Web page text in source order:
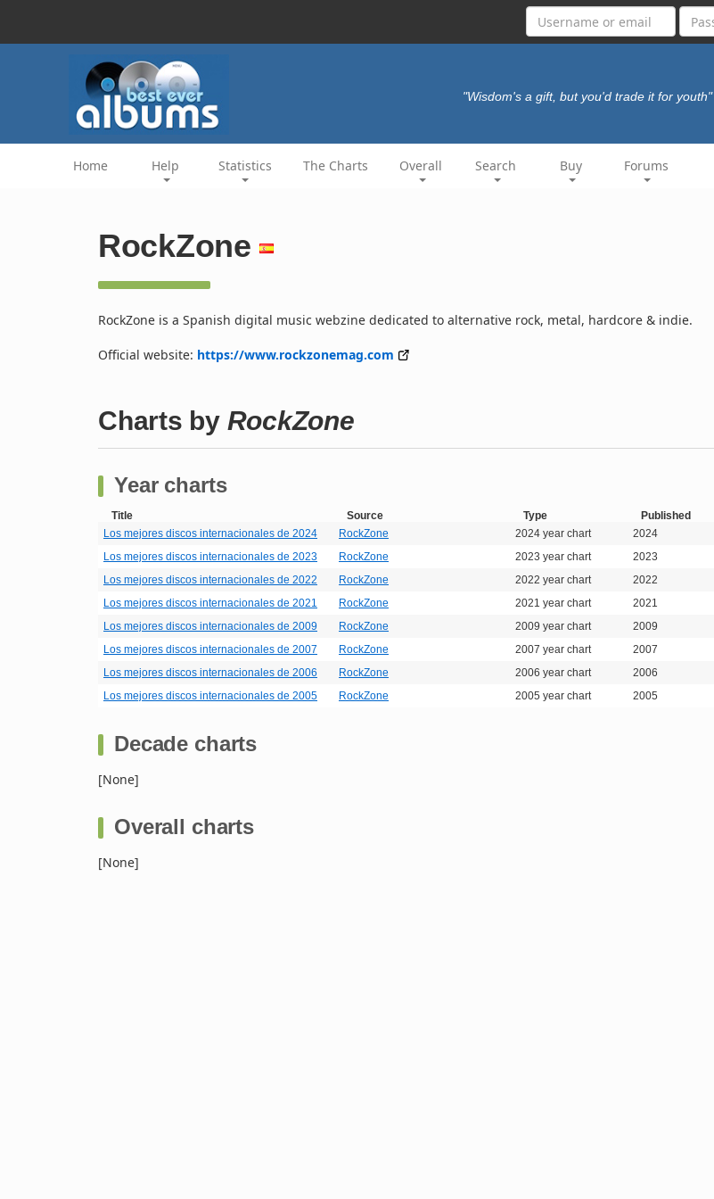
"Wisdom's a gift, but you'd trade it for youth"
Home Help Statistics The Charts Overall Search Buy Forums
RockZone
RockZone is a Spanish digital music webzine dedicated to alternative rock, metal, hardcore & indie.
Official website: https://www.rockzonemag.com
Charts by RockZone
Year charts
Title Source Type Published
Los mejores discos internacionales de 2024
RockZone 2024 year chart
2024
Los mejores discos internacionales de 2023
RockZone 2023 year chart
2023
Los mejores discos internacionales de 2022
RockZone 2022 year chart
2022
Los mejores discos internacionales de 2021
RockZone 2021 year chart
2021
Los mejores discos internacionales de 2009
RockZone 2009 year chart
2009
Los mejores discos internacionales de 2007
RockZone 2007 year chart
2007
Los mejores discos internacionales de 2006
RockZone 2006 year chart
2006
Los mejores discos internacionales de 2005
RockZone 2005 year chart 2005
Decade charts
[None]
Overall charts
[None]